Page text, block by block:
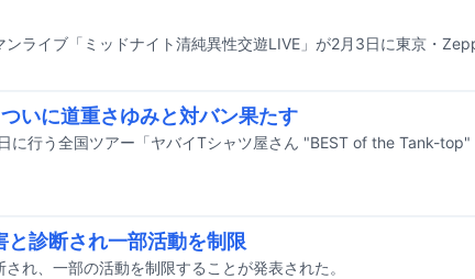
いに道重さゆみと対バン果たす
と診断され一部活動を制限
れ、一部の活動を制限することが発表された。